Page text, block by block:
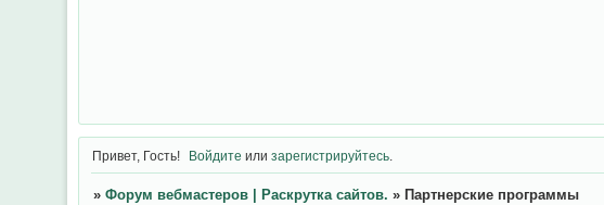
Привет, Гость! Войдите илизарегистрируйтесь
» Форум вебмастеров | Раскрутка сайтов. » Партнерские программы